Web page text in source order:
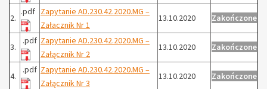
2.
.pdf Zapytanie AD.230.42.2020.MG –
Załacznik Nr 1
13.10.2020 Zakończone
3.
.pdf Zapytanie AD.230.42.2020.MG –
Załącznik Nr 2
13.10.2020 Zakończone
4.
.pdf Zapytanie AD.230.42.2020.MG –
Załącznik Nr 3
13.10.2020 Zakończone